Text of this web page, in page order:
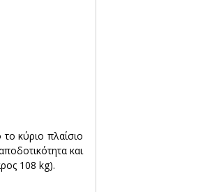
κύριο πλαίσιο
και
108 kg).